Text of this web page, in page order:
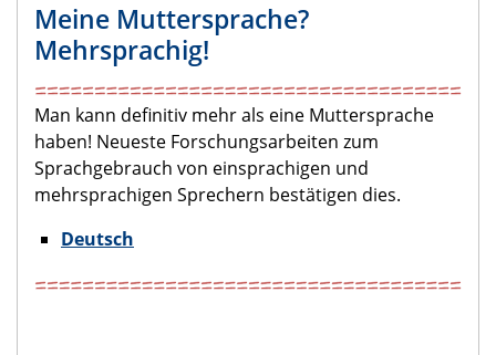
Meine Muttersprache?
Mehrsprachig!
Man kann definitiv mehr als eine Muttersprache
haben! Neueste Forschungsarbeiten zum
Sprachgebrauch von einsprachigen und
mehrsprachigen Sprechern bestätigen dies.
Deutsch